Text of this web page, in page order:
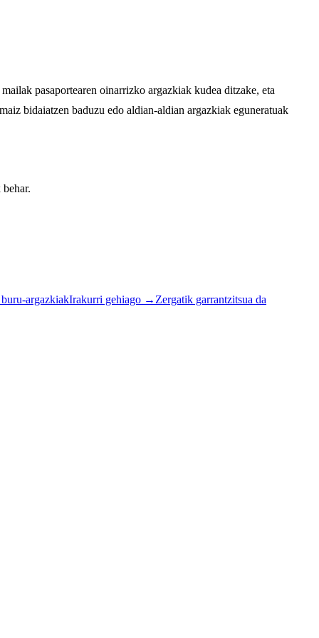
pasaportearen oinarrizko argazkiak kudea ditzake, eta
bidaiatzen baduzu edo aldian-aldian argazkiak eguneratuak
argazkiakIrakurri gehiago → Zergatik garrantzitsua da